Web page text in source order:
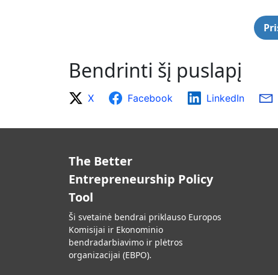
Bendrinti šį puslapį
X Facebook LinkedIn
The Better
Entrepreneurship Policy
Tool
Ši svetainė bendrai priklauso Europos
Komisijai ir Ekonominio
bendradarbiavimo ir plėtros
organizacijai (EBPO).